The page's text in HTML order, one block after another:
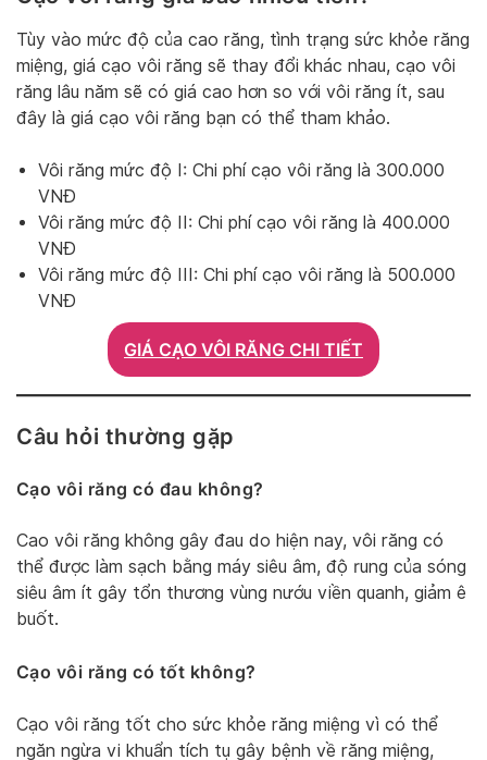
Tùy vào mức độ của cao răng, tình trạng sức khỏe răng
miệng, giá cạo vôi răng sẽ thay đổi khác nhau, cạo vôi
răng lâu năm sẽ có giá cao hơn so với vôi răng ít, sau
đây là giá cạo vôi răng bạn có thể tham khảo.
Vôi răng mức độ I: Chi phí cạo vôi răng là 300.000
VNĐ
Vôi răng mức độ II: Chi phí cạo vôi răng là 400.000
VNĐ
Vôi răng mức độ III: Chi phí cạo vôi răng là 500.000
VNĐ
GIÁ CẠO VÔI RĂNG CHI TIẾT
Câu hỏi thường gặp
Cạo vôi răng có đau không?
Cao vôi răng không gây đau do hiện nay, vôi răng có
thể được làm sạch bằng máy siêu âm, độ rung của sóng
siêu âm ít gây tổn thương vùng nướu viền quanh, giảm ê
buốt.
Cạo vôi răng có tốt không?
Cạo vôi răng tốt cho sức khỏe răng miệng vì có thể
ngăn ngừa vi khuẩn tích tụ gây bệnh về răng miệng,